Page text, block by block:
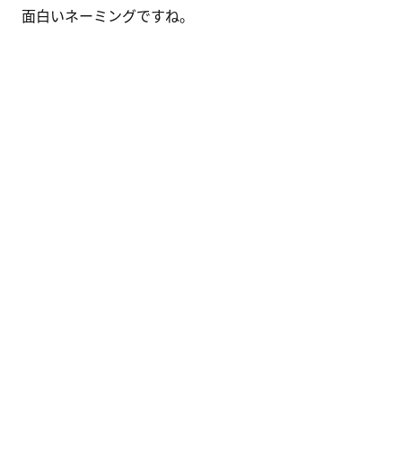
面白いネーミングですね。